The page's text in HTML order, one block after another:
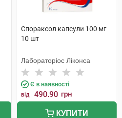
Спораксол капсули 100 мг
10 шт
Лабораторіос Ліконса
Є в наявності
від 490.90 грн
КУПИТИ